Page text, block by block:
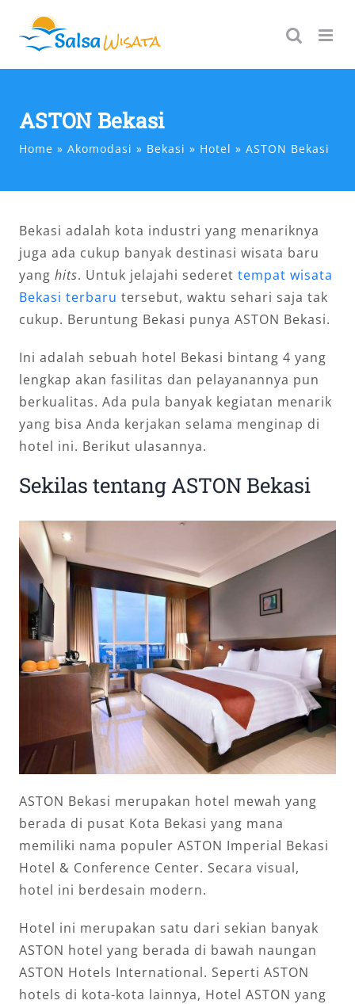
content
ASTON Bekasi
Home Akomodasi Bekasi Hotel ASTON Bekasi
Bekasi adalah kota industri yang menariknya
juga ada cukup banyak destinasi wisata baru
yang hits. Untuk jelajahi sederet tempat wisata
Bekasi terbaru tersebut, waktu sehari saja tak
cukup. Beruntung Bekasi punya ASTON Bekasi.
Ini adalah sebuah hotel Bekasi bintang 4 yang
lengkap akan fasilitas dan pelayanannya pun
berkualitas. Ada pula banyak kegiatan menarik
yang bisa Anda kerjakan selama menginap di
hotel ini. Berikut ulasannya.
Sekilas tentang ASTON Bekasi
ASTON Bekasi merupakan hotel mewah yang
berada di pusat Kota Bekasi yang mana
memiliki nama populer ASTON Imperial Bekasi
Hotel & Conference Center. Secara visual,
hotel ini berdesain modern.
Hotel ini merupakan satu dari sekian banyak
ASTON hotel yang berada di bawah naungan
ASTON Hotels International. Seperti ASTON
hotels di kota-kota lainnya, Hotel ASTON yang